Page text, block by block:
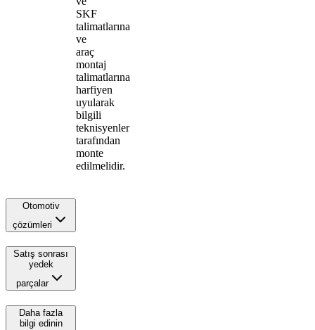
SKF
talimatlarına
ve
araç
montaj
talimatlarına
harfiyen
uyularak
bilgili
teknisyenler
tarafından
monte
edilmelidir.
Otomotiv
çözümleri
Satış sonrası
yedek
parçalar
Daha fazla
bilgi edinin